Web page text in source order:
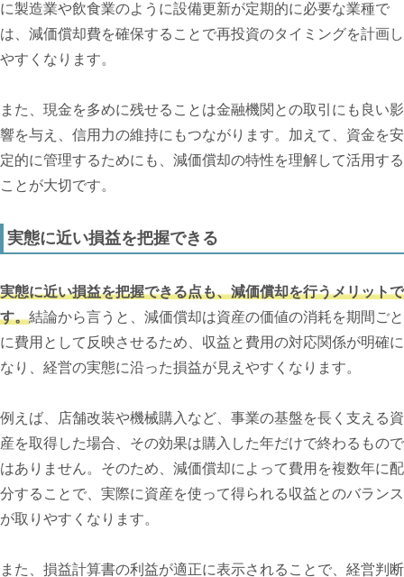
に製造業や飲食業のように設備更新が定期的に必要な業種で
は、減価償却費を確保することで再投資のタイミングを計画し
やすくなります。
また、現金を多めに残せることは金融機関との取引にも良い影
響を与え、信用力の維持にもつながります。加えて、資金を安
定的に管理するためにも、減価償却の特性を理解して活用する
ことが大切です。
実態に近い損益を把握できる
実態に近い損益を把握できる点も、減価償却を行うメリットで
す。結論から言うと、減価償却は資産の価値の消耗を期間ごと
に費用として反映させるため、収益と費用の対応関係が明確に
なり、経営の実態に沿った損益が見えやすくなります。
例えば、店舗改装や機械購入など、事業の基盤を長く支える資
産を取得した場合、その効果は購入した年だけで終わるもので
はありません。そのため、減価償却によって費用を複数年に配
分することで、実際に資産を使って得られる収益とのバランス
が取りやすくなります。
また、損益計算書の利益が適正に表示されることで、経営判断